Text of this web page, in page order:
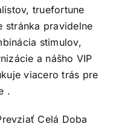
truefortune
stránka pravidelne
stimulov,
a nášho VIP
viacero trás pre
.
Celá Doba